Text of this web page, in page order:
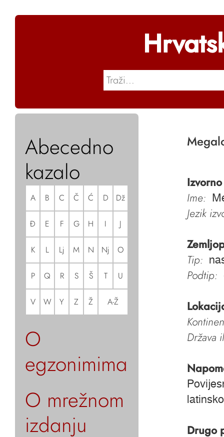
Abecedno
kazalo
A B C Č Ć D Dž
Đ E F G H I J
K L Lj M N Nj O
P Q R S Š T U
V W Y Z Ž A-Ž
O
egzonimima
O mrežnom
izdanju
Ime:
Jezik
Tip:
Podtip:
Država
Drugo